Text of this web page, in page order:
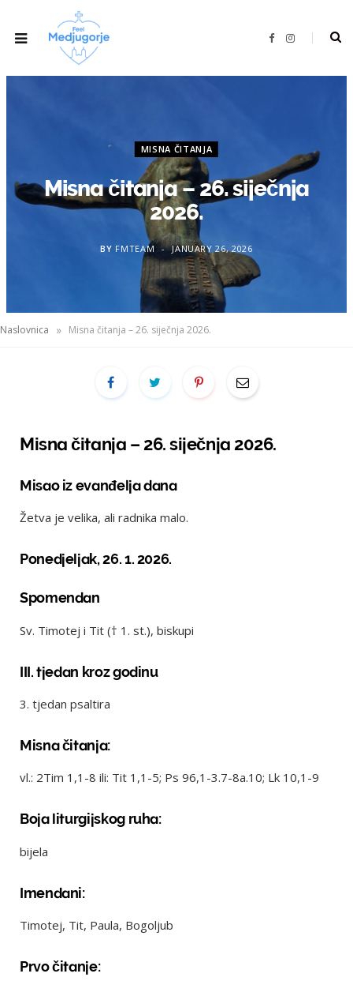
F
b
I
a
MISNA ČITANJA
Misna čitanja – 26. siječnja
2026.
BY FMTEAM JANUARY 26, 2026
Naslovnica » Misna čitanja – 26. siječnja 2026.
Misna čitanja – 26. siječnja 2026.
Misao iz evanđelja dana
Žetva je velika, ali radnika malo.
Ponedjeljak, 26. 1. 2026.
Spomendan
Sv. Timotej i Tit († 1. st.), biskupi
III. tjedan kroz godinu
3. tjedan psaltira
Misna čitanja:
vl.: 2Tim 1,1-8 ili: Tit 1,1-5; Ps 96,1-3.7-8a.10; Lk 10,1-9
Boja liturgijskog ruha:
bijela
Imendani:
Timotej, Tit, Paula, Bogoljub
Prvo čitanje: